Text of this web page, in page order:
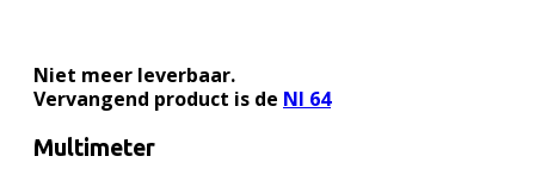
Niet meer leverbaar.
Vervangend product is de NI 64
Multimeter